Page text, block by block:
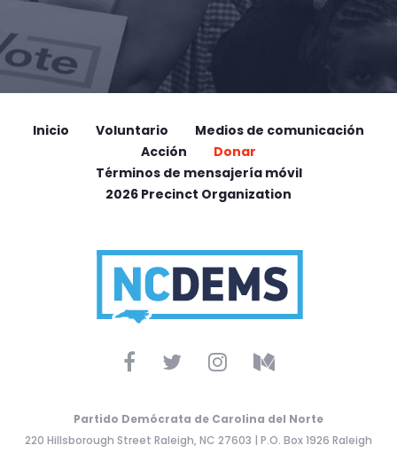
Inicio Voluntario
Medios de comunicación
Acción
Donar
Términos de mensajería móvil
2026 Precinct Organization
Partido Demócrata de Carolina del Norte
220 Hillsborough Street Raleigh, NC 27603 | P.O. Box 1926 Raleigh